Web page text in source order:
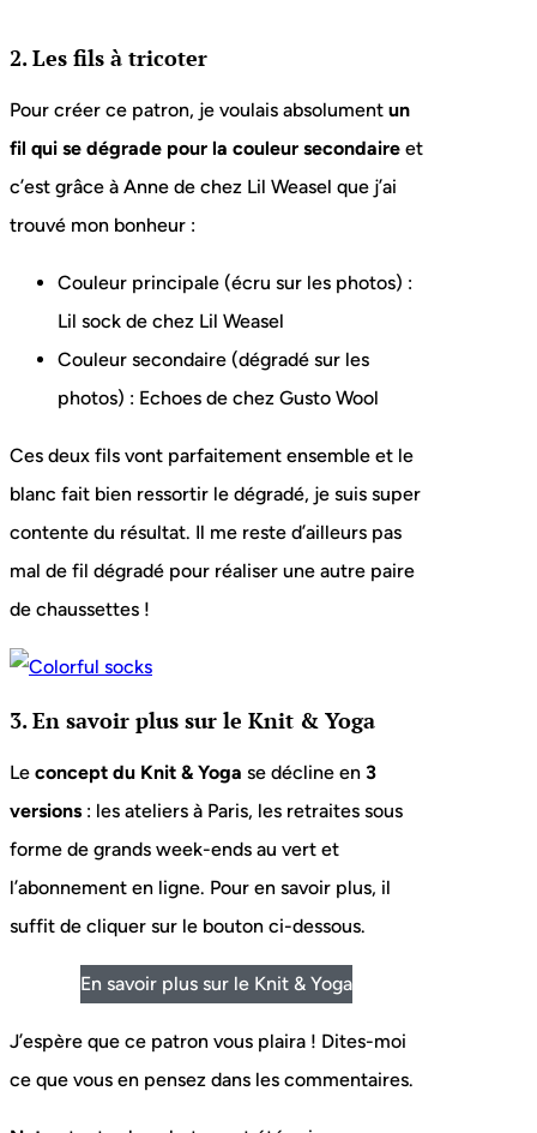
2. Les fils à tricoter
Pour créer ce patron, je voulais absolument un
fil qui se dégrade pour la couleur secondaire et
c’est grâce à Anne de chez Lil Weasel que j’ai
trouvé mon bonheur :
Couleur principale (écru sur les photos) :
Lil sock de chez Lil Weasel
Couleur secondaire (dégradé sur les
photos) : Echoes de chez Gusto Wool
Ces deux fils vont parfaitement ensemble et le
blanc fait bien ressortir le dégradé, je suis super
contente du résultat. Il me reste d’ailleurs pas
mal de fil dégradé pour réaliser une autre paire
de chaussettes !
3. En savoir plus sur le Knit & Yoga
Le concept du Knit & Yoga se décline en 3
versions : les ateliers à Paris, les retraites sous
forme de grands week-ends au vert et
l’abonnement en ligne. Pour en savoir plus, il
suffit de cliquer sur le bouton ci-dessous.
En savoir plus sur le Knit & Yoga
J’espère que ce patron vous plaira ! Dites-moi
ce que vous en pensez dans les commentaires.